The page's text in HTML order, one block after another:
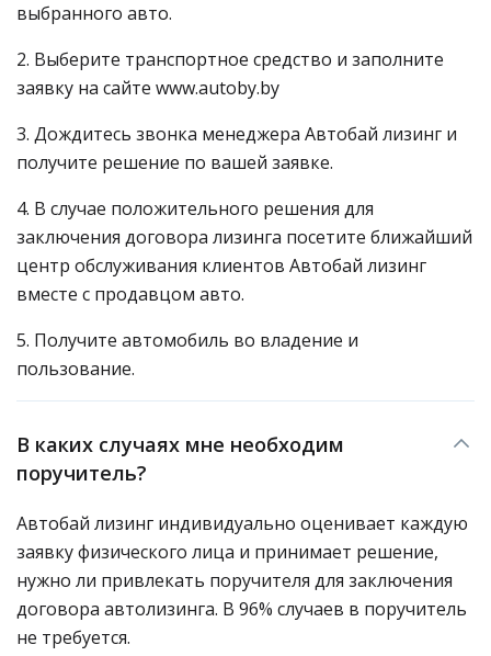
выбранного авто.
2. Выберите транспортное средство и заполните
заявку на сайте www.autoby.by
3. Дождитесь звонка менеджера Автобай лизинг и
получите решение по вашей заявке.
4. В случае положительного решения для
заключения договора лизинга посетите ближайший
центр обслуживания клиентов Автобай лизинг
вместе с продавцом авто.
5. Получите автомобиль во владение и
пользование.
В каких случаях мне необходим
поручитель?
Автобай лизинг индивидуально оценивает каждую
заявку физического лица и принимает решение,
нужно ли привлекать поручителя для заключения
договора автолизинга. В 96% случаев в поручитель
не требуется.